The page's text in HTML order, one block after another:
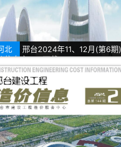
北
邢台2024年11、12月(第6期)
信息库PDF下载